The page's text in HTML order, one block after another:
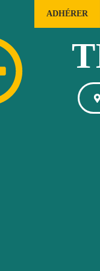
ADHÉRER
FILIÈRE FORÊTS BOIS